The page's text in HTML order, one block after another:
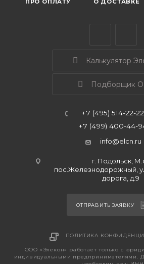
ПРО ОПЛАТУ О ДОСТАВКЕ
Калькулятор
Подборщик
+7 (495) 514-22-22
+7 (499) 400-44-
info@elcn.ru
г. Подольск,
пос.Железнодорожный,
дорога, д.9
ОТПРАВИТЬ ЗАЯВКУ
ПОЛИТИКА
ООО «Элекон» работает только с
индивидуальными предпринимателями.